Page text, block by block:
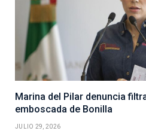
Marina del Pilar denuncia
emboscada de Bonilla
JULIO 29, 2026